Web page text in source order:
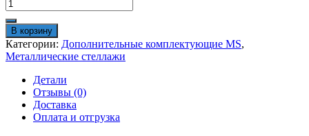
товара
Разделитель
MS-
40
В корзину
Категории: Дополнительные комплектующие MS,
Металлические стеллажи
Детали
Отзывы (0)
Доставка
Оплата и отгрузка